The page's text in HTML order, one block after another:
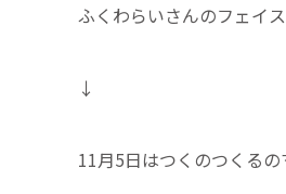
ふくわらいさんのフェイ
↓
11月5日はつくのつくるの